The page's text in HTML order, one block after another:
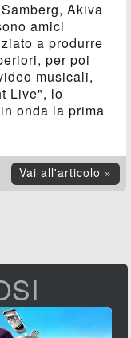
Akiva
amici
a produrre
per poi
musicali,
Live", lo
onda la prima
Vai all'articolo »